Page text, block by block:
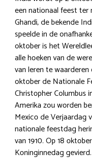
een nationaal feest ter
Ghandi, de bekende
speelde in de
oktober is het
alle hoeken van de
van leren te
oktober de Nationale
Christopher Columbus
Amerika zou worden
Mexico de Verjaardag
nationale feestdag
van 1910. Op 18
Koninginnedag